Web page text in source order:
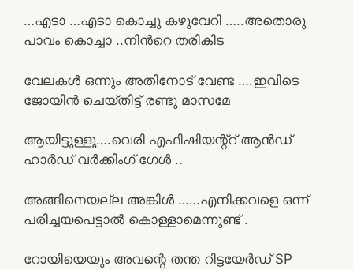
…എടാ …എടാ കൊച്ചു കഴുവേറി …..അതൊരു
പാവം കൊച്ചാ ..നിന്‍റെ തരികിട
വേലകള്‍ ഒന്നും അതിനോട് വേണ്ട ….ഇവിടെ
ജോയിന്‍ ചെയ്തിട്ട് രണ്ടു മാസമേ
ആയിട്ടുള്ളൂ….വെരി എഫിഷിയന്റ്റ് ആന്‍ഡ്‌
ഹാര്‍ഡ് വര്‍ക്കിംഗ്‌ ഗേള്‍ ..
അങ്ങിനെയല്ല അങ്കിള്‍ ……എനിക്കവളെ ഒന്ന്
പരിച്ചയപെട്ടാല്‍ കൊള്ളാമെന്നുണ്ട് .
റോയിയെയും അവന്റെ തന്ത റിട്ടയേര്‍ഡ്‌ SP